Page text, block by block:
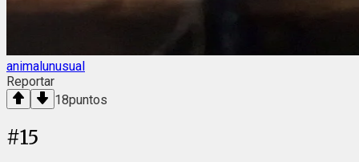
animalunusual
Reportar
18puntos
#15